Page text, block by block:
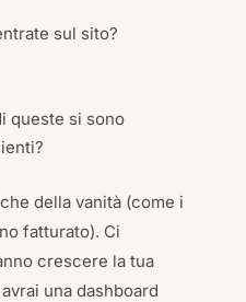
sul sito?
queste si sono
della vanità (come i
fatturato). Ci
crescere la tua
una dashboard